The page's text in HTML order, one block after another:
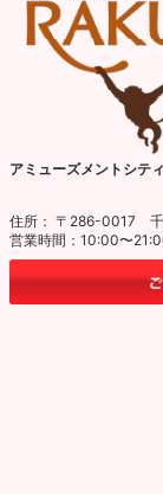
アミューズメントシテ
住所： 〒286-0017 千
営業時間：10:00〜